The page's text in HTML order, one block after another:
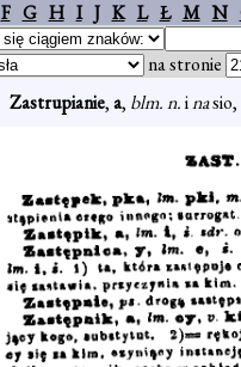
F G H I J K L Ł M N
na stronie
Zastrupianie,a, blm. n.inasio,